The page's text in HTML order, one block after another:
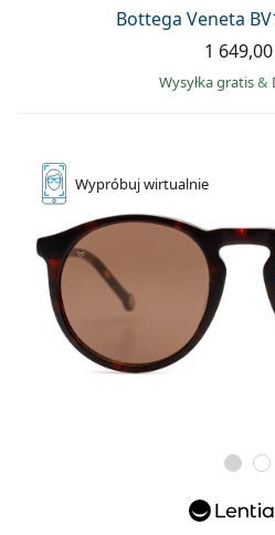
Bottega Veneta
1 649,00
Wysyłka gratis&
Wypróbujwirtualnie